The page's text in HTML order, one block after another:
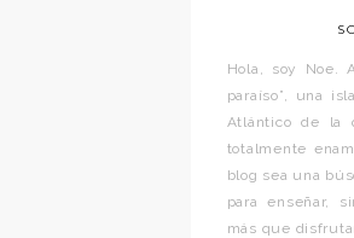
Hola, soy Noe.
paraíso”, una
Atlántico de la
totalmente
blog sea una
para enseñar,
más que